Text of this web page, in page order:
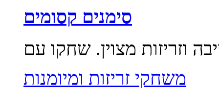
סימנים קסומים
משחקי זריזות ומיומנות